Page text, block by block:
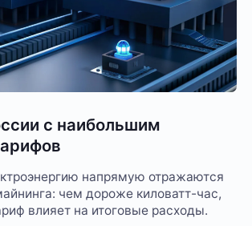
с наибольшим
напрямую отражаются
чем дороже киловатт-час,
влияет на итоговые расходы.